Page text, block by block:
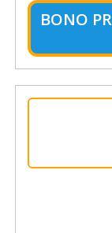
BONO